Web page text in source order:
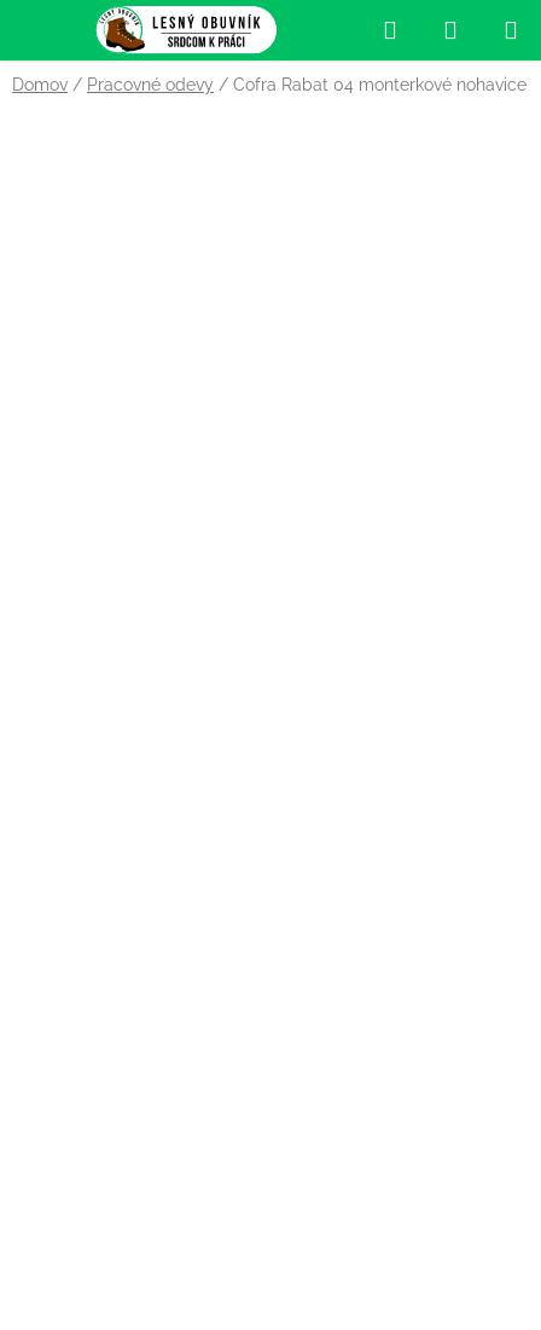
obsah
Hľadať
KOŠÍK
Domov / Pracovné odevy / Cofra Rabat 04 monterkové nohavice